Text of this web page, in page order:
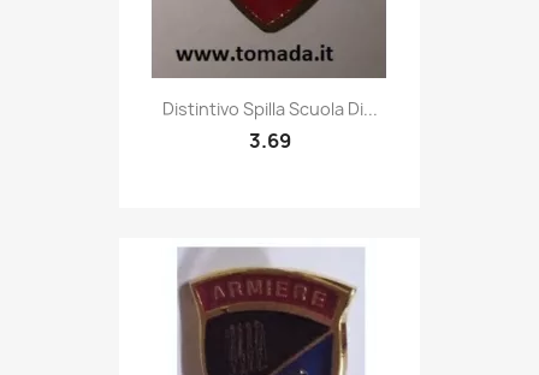
Quick view
Distintivo Spilla Scuola Di...
3.69